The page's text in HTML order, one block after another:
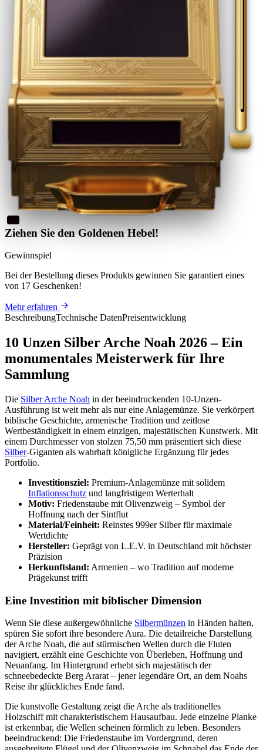
Ziehen Sie den Goldenen Hebel!
Gewinnspiel
Bei der Bestellung dieses Produkts gewinnen Sie garantiert eines
von 17 Geschenken!
Mehr erfahren
BeschreibungTechnische DatenPreisentwicklung
10 Unzen Silber Arche Noah 2026 – Ein
monumentales Meisterwerk für Ihre
Sammlung
Die Silber Arche Noah in der beeindruckenden 10-Unzen-
Ausführung ist weit mehr als nur eine Anlagemünze. Sie verkörpert
biblische Geschichte, armenische Tradition und zeitlose
Wertbeständigkeit in einem einzigen, majestätischen Kunstwerk. Mit
einem Durchmesser von stolzen 75,50 mm präsentiert sich diese
Silber-Giganten als wahrhaft königliche Ergänzung für jedes
Portfolio.
Investitionsziel: Premium-Anlagemünze mit solidem
Inflationsschutz und langfristigem Werterhalt
Motiv: Friedenstaube mit Olivenzweig – Symbol der
Hoffnung nach der Sintflut
Material/Feinheit: Reinstes 999er Silber für maximale
Wertdichte
Hersteller: Geprägt von L.E.V. in Deutschland mit höchster
Präzision
Herkunftsland: Armenien – wo Tradition auf moderne
Prägekunst trifft
Eine Investition mit biblischer Dimension
Wenn Sie diese außergewöhnliche Silbermünzen in Händen halten,
spüren Sie sofort ihre besondere Aura. Die detailreiche Darstellung
der Arche Noah, die auf stürmischen Wellen durch die Fluten
navigiert, erzählt eine Geschichte von Überleben, Hoffnung und
Neuanfang. Im Hintergrund erhebt sich majestätisch der
schneebedeckte Berg Ararat – jener legendäre Ort, an dem Noahs
Reise ihr glückliches Ende fand.
Die kunstvolle Gestaltung zeigt die Arche als traditionelles
Holzschiff mit charakteristischem Hausaufbau. Jede einzelne Planke
ist erkennbar, die Wellen scheinen förmlich zu leben. Besonders
beeindruckend: Die Friedenstaube im Vordergrund, deren